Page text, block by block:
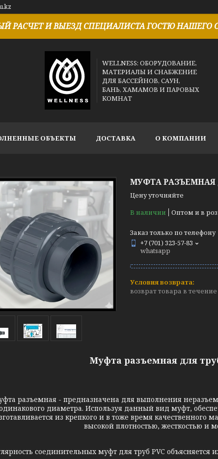
РАСЧЕТ И ВЫЕЗД СПЕЦИАЛИСТА ГОСТЮ НАШЕГО
WELLNESS: ОБОРУДОВАНИЕ,
МАТЕРИАЛЫ И СНАБЖЕНИЕ
ДЛЯ БАССЕЙНОВ, САУН,
БАНЬ, ХАМАМОВ И ПАРОВЫХ
КОМНАТ
ОБЪЕКТЫ ДОСТАВКА О КОМПАНИИ
МУФТА РАЗЪЕМНАЯ
Цену уточняйте
В наличии
Оптом и в
Заказ только по телефону
+7 (701) 323-57-83
whatsapp
возврат товара в
Муфта разъемная для
разъемная - предназначена для выполнения
диаметра. Используя данный вид муфт,
из крепкого и в тоже время
высокой плотностью, жесткостью и
соединительных муфт для труб PVC объясняется